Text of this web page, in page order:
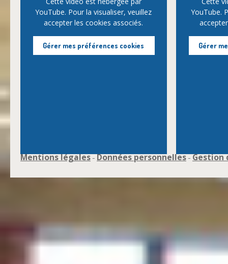
YouTube. Pour la visualiser, veuillez
accepter les cookies associés.
Gérer mes préférences cookies
YouTube.
Gérer
Mentions légales-Données personnelles-Gestion